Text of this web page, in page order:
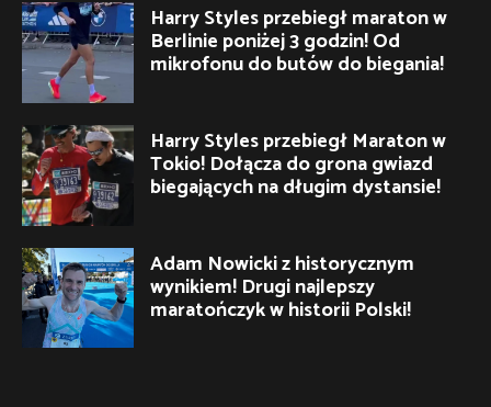
Harry Styles przebiegł maraton w
Berlinie poniżej 3 godzin! Od
mikrofonu do butów do biegania!
Harry Styles przebiegł Maraton w
Tokio! Dołącza do grona gwiazd
biegających na długim dystansie!
Adam Nowicki z historycznym
wynikiem! Drugi najlepszy
maratończyk w historii Polski!